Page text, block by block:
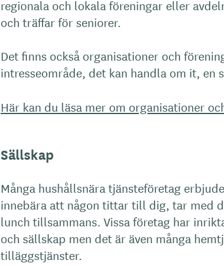
regionala och lokala föreningar eller
och träffar för seniorer.
Det finns också organisationer och
intresseområde, det kan handla om it,
Här kan du läsa mer om organisationer
Sällskap
Många hushållsnära tjänsteföretag
innebära att någon tittar till dig, tar med
lunch tillsammans. Vissa företag har
och sällskap men det är även många
tilläggstjänster.